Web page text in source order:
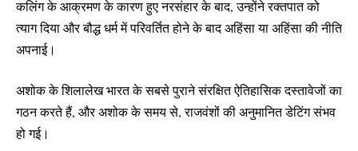
कलिंग के आक्रमण के कारण हुए नरसंहार के बाद, उन्होंने रक्तपात को
त्याग दिया और बौद्ध धर्म में परिवर्तित होने के बाद अहिंसा या अहिंसा की नीति
अपनाई।
अशोक के शिलालेख भारत के सबसे पुराने संरक्षित ऐतिहासिक दस्तावेजों का
गठन करते हैं, और अशोक के समय से, राजवंशों की अनुमानित डेटिंग संभव
हो गई।